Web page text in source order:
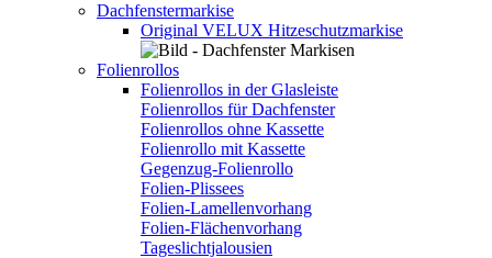
Dachfenstermarkise
Original VELUX Hitzeschutzmarkise
Folienrollos
Folienrollos in der Glasleiste
Folienrollos für Dachfenster
Folienrollos ohne Kassette
Folienrollo mit Kassette
Gegenzug-Folienrollo
Folien-Plissees
Folien-Lamellenvorhang
Folien-Flächenvorhang
Tageslichtjalousien